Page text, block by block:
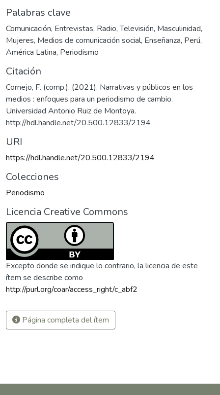
Palabras clave
Comunicación, Entrevistas, Radio,Televisión, Masculinidad,
Mujeres, Medios de comunicación social, Enseñanza, Perú,
América Latina, Periodismo
Citación
Cornejo, F. (comp.). (2021). Narrativas y públicos en los
medios : enfoques para un periodismo de cambio.
Universidad Antonio Ruiz de Montoya.
http://hdl.handle.net/20.500.12833/2194
URI
https://hdl.handle.net/20.500.12833/2194
Colecciones
Periodismo
Licencia Creative Commons
Excepto donde se indique lo contrario, la licencia de este
ítem se describe como
http://purl.org/coar/access_right/c_abf2
Página completa del ítem